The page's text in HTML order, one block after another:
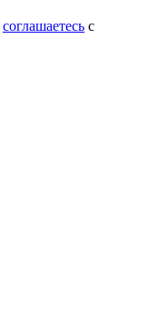
соглашаетесь с